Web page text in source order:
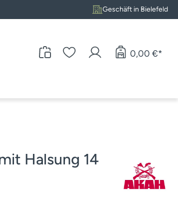
Geschäft in Bielefeld
0,00 €*
Halsung 14